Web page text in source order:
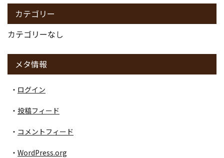
カテゴリー
カテゴリーなし
メタ情報
ログイン
投稿フィード
コメントフィード
WordPress.org